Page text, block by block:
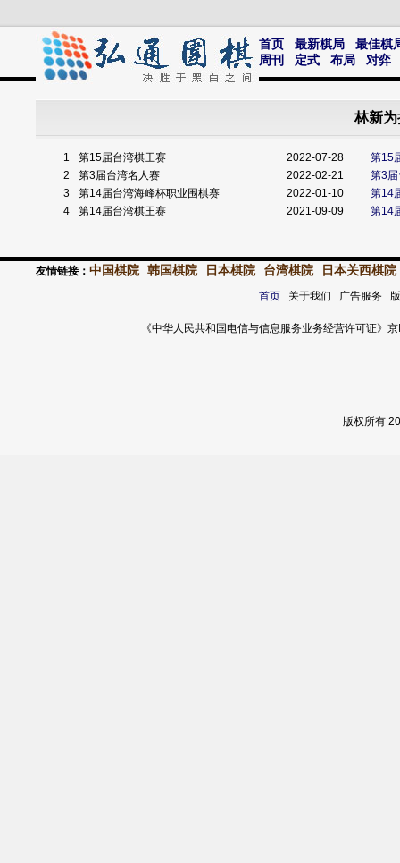
首页 最新棋局
最佳棋
周刊
定式 布局 对弈
林新
1 第15届台湾棋王赛 2022-07-28
第15
2
第3届台湾名人赛 2022-02-21
第3
3
第14届台湾海峰杯职业围棋赛 2022-01-10
第14
4
第14届台湾棋王赛 2021-09-09 第14
友情链接： 中国棋院 韩国棋院 日本棋院 台湾棋院 日本关西棋院
首页关于我们 广告服务
《中华人民共和国电信与信息服务业务经营许可证
版权所有